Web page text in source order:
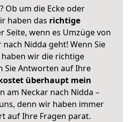
Ob um die Ecke oder
haben das richtige
Seite, wenn es Umzüge von
nach Nidda geht! Wenn Sie
wir die richtige
Sie Antworten auf Ihre
überhaupt mein
am Neckar nach Nidda –
denn wir haben immer
auf Ihre Fragen parat.